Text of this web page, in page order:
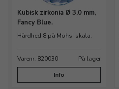
Kubisk zirkonia Ø 3,0 mm,
Fancy Blue.
Hårdhed 8 på Mohs' skala.
Varenr. 820030 På lager
Info